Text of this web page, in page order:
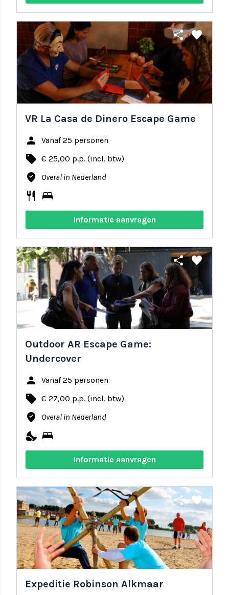
share favorite
VR La Casa de Dinero Escape Game
person Vanaf 25 personen
local_offer € 25,00 p.p. (incl. btw)
where_to_vote Overal in Nederland
restaurant bed
Informatie aanvragen
share favorite
Outdoor AR Escape Game:
Undercover
person Vanaf 25 personen
local_offer € 27,00 p.p. (incl. btw)
where_to_vote Overal in Nederland
nights_stay bed
Informatie aanvragen
share favorite
Expeditie Robinson Alkmaar